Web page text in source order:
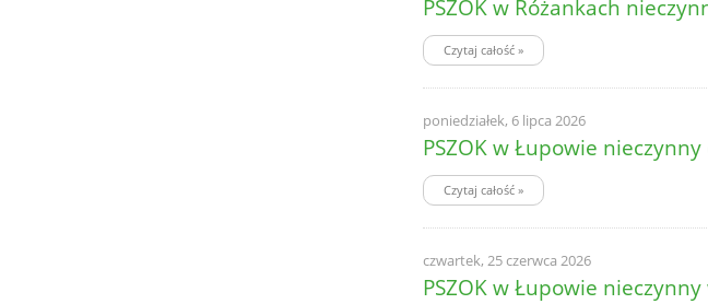
PSZOK w Różankach
Czytaj całość »
poniedziałek, 6 lipca 2026
PSZOK w Łupowie
Czytaj całość »
czwartek, 25 czerwca 2026
PSZOK w Łupowie